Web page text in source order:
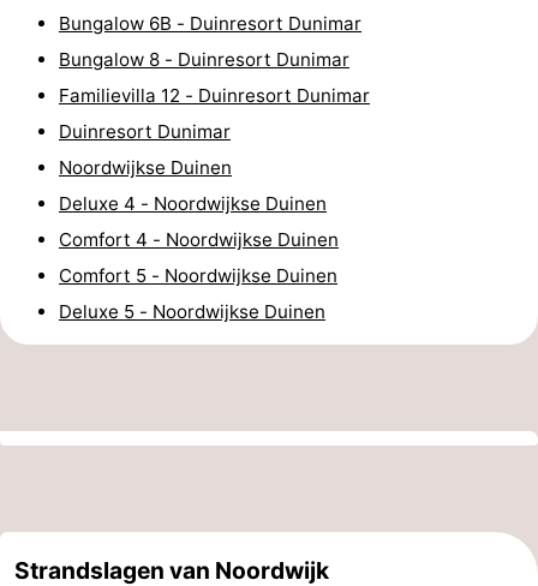
addresses
Region
Holland
Schoorlse
Bergen
-
aan
Noordhollands
-
Bungalow 6B - Duinresort Dunimar
Bungalow 8 - Duinresort Dunimar
Familievilla 12 - Duinresort Dunimar
Duinresort Dunimar
Noordwijkse Duinen
Deluxe 4 - Noordwijkse Duinen
Comfort 4 - Noordwijkse Duinen
Comfort 5 - Noordwijkse Duinen
Deluxe 5 - Noordwijkse Duinen
Strandslagen van Noordwijk